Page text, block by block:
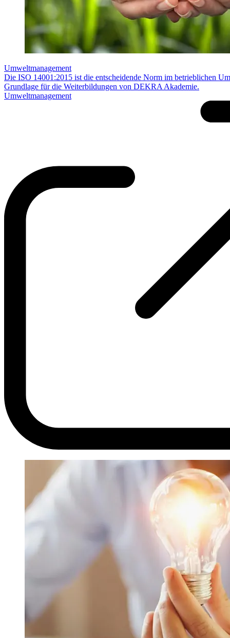
Umweltmanagement
Die ISO 14001:2015 ist die entscheidende Norm im betrieblichen
Grundlage für die Weiterbildungen von DEKRA Akademie.
Umweltmanagement